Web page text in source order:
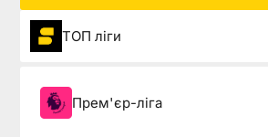
ТОП ліги
Прем'єр-ліга